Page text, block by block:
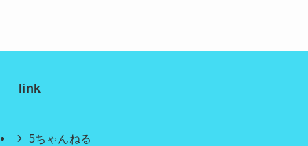
link
5ちゃんねる